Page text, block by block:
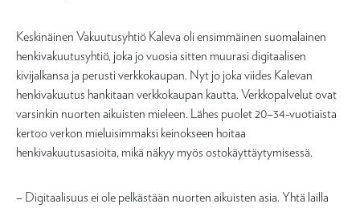
Keskinäinen Vakuutusyhtiö Kaleva oli ensimmäinen suomalainen
henkivakuutusyhtiö, joka jo vuosia sitten muurasi digitaalisen
kivijalkansa ja perusti verkkokaupan. Nyt jo joka viides Kalevan
henkivakuutus hankitaan verkkokaupan kautta. Verkkopalvelut ovat
varsinkin nuorten aikuisten mieleen. Lähes puolet 20–34-vuotiaista
kertoo verkon mieluisimmaksi keinokseen hoitaa
henkivakuutusasioita, mikä näkyy myös ostokäyttäytymisessä.
– Digitaalisuus ei ole pelkästään nuorten aikuisten asia. Yhtä lailla